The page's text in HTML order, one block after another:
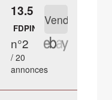
13.5 €
FDPIN
n°2
/ 20
annonces